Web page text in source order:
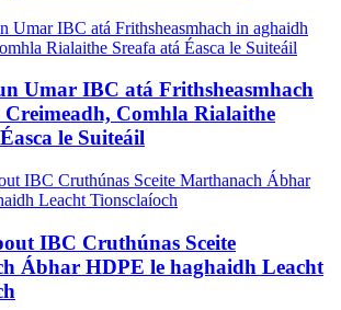
Umar IBC atá Frithsheasmhach
Comhla Rialaithe
le Suiteáil
IBC Cruthúnas Sceite
Ábhar HDPE le haghaidh Leacht